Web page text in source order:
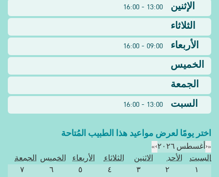
الإثنين
13:00 - 16:00
الثلاثاء
الأربعاء
09:00 - 16:00
الخميس
الجمعة
السبت
13:00 - 16:00
اختر يومًا لعرض مواعيد هذا الطبيب المُتاحة
«
‹أغسطس ٢٠٢٦ ›
»
السبت
الأحد الاثنين الثلاثاء الأربعاء الخميس الجمعة
١
٢ ٣ ٤ ٥ ٦
٧